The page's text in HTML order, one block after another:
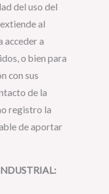
del uso del
al
acceder a
o bien para
con sus
de la
registro la
de aportar